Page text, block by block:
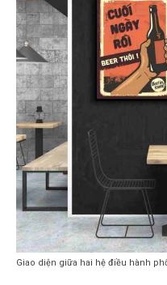
Giao diện giữa hai hệ điều hành